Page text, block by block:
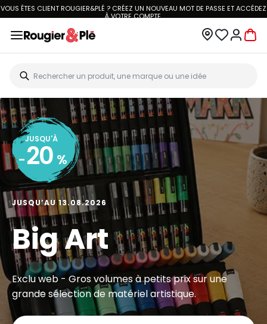
VOUS ÊTES CLIENT ROUGIER&PLÉ ? CRÉEZ UN NOUVEAU MOT DE PASSE ET ACCÉDEZ
ÀVOTRE COMPTE.
JUSQU'À
- 20 %
JUSQU’AU 13.08.2026
Big Art
Exclu web - Gros volumes à petits prix sur une
grande sélection de matériel artistique.